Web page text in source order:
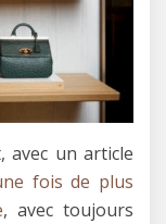
avec un article
fois de plus
, avec toujours